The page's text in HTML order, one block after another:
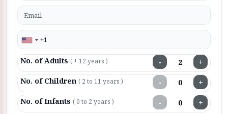
No. of Adults ( + 12 years ) − +
No. of Children ( 2 to 11 years ) − +
No. of Infants ( 0 to 2 years ) − +